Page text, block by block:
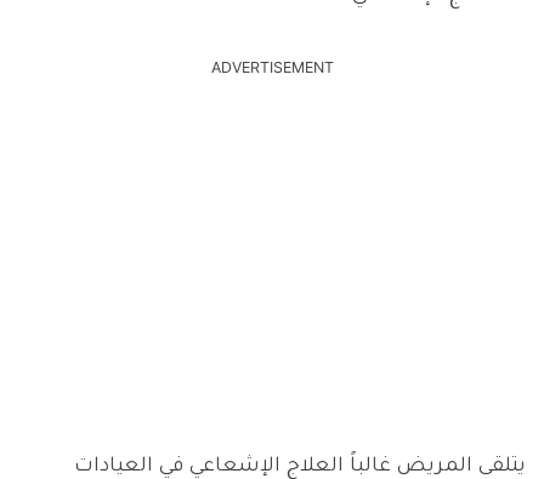
ADVERTISEMENT
يتلقى المريض غالباً العلاج الإشعاعي في العيادات